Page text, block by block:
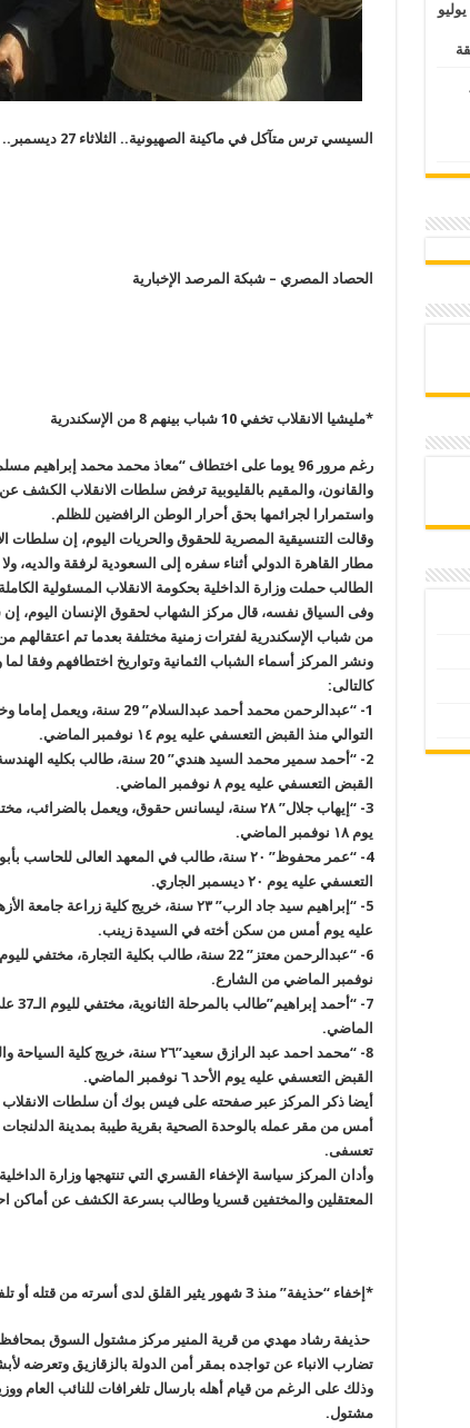
السيسي ترس متآكل في ماكينة الصهيونية.. الثلاثاء 27 ديسمبر.. زيت “الغلابة” يقفز لـ 17 جنيها
الحصاد المصري – شبكة المرصد الإخبارية
*مليشيا الانقلاب تخفي 10 شباب بينهم 8 من الإسكندرية
والقانون، والمقيم بالقليوبية ترفض سلطات الانقلاب الكشف
واستمرارا لجرائمها بحق أحرار الوطن الرافضين للظلم.
مطار القاهرة الدولي أثناء سفره إلى السعودية لرفقة والديه،
الطالب حملت وزارة الداخلية بحكومة الانقلاب المسئولية
وفى السياق نفسه، قال مركز الشهاب لحقوق الإنسان اليوم،
من شباب الإسكندرية لفترات زمنية مختلفة بعدما تم اعتقالهم
ونشر المركز أسماء الشباب الثمانية وتواريخ اختطافهم وفقا
كالتالى:
1- “
التوالي منذ القبض التعسفي عليه يوم ١٤ نوفمبر الماضي
.
2- “
القبض التعسفي عليه يوم ٨ نوفمبر الماضي
.
3- “
يوم ١٨ نوفمبر الماضي
.
4- “
عمر محفوظ” ٢٠ سنة، طالب في المعهد العالى
التعسفي عليه يوم ٢٠ ديسمبر الجاري
.
5- “
إبراهيم سيد جاد الرب” ٢٣ سنة، خريج
عليه يوم أمس من سكن أخته في السيدة زينب.
6- “
نوفمبر الماضي من الشارع.
7- “
الماضي.
8- “
محمد احمد عبد الرازق سعيد”٢٦ سنة،
القبض التعسفي عليه يوم الأحد ٦ نوفمبر الماضي
.
أيضا ذكر المركز عبر صفحته على فيس بوك أن سلطات
أمس من مقر عمله بالوحدة الصحية بقرية طيبة بمدينة
تعسفى.
وأدان المركز سياسة الإخفاء القسري التي تنتهجها وزارة
المعتقلين والمختفين قسريا وطالب بسرعة الكشف عن أماكن
*إخفاء “حذيفة” منذ 3 شهور يثير القلق لدى أسرته من قتله أو تلفيق قضية له
حذيفة رشاد مهدي من قرية المنير مركز مشتول السوق
تضارب الانباء عن تواجده بمقر أمن الدولة بالزقازيق وتعرضه
وذلك على الرغم من قيام أهله بارسال تلغرافات للنائب العام
مشتول.
مراسي للإماراتيين ومآسي للمصريين.. الأربعاء 29 يوليو